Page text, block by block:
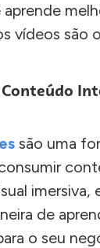
vídeos são
são uma
imersiva,
de
o seu